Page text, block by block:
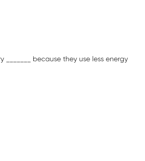
_______ because they use less energy